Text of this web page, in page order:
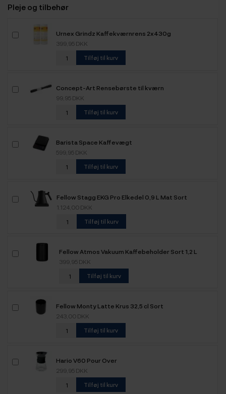
Pleje og tilbehør
Urnex Grindz Kaffekværnrens 2x430g
399,95 DKK
Tilføj til kurv
Concept-Art Rensebørste til kværn
99,95 DKK
Tilføj til kurv
Barista Space Kaffevægt
599,95 DKK
Tilføj til kurv
Fellow Stagg EKG Pro Elkedel 0,9 L Mat Sort
1.124,00 DKK
Tilføj til kurv
Fellow Atmos Vakuum Kaffebeholder Sort 1,2 L
399,95 DKK
Tilføj til kurv
Fellow Monty Latte Krus 32,5 cl Sort
243,00 DKK
Tilføj til kurv
Hario V60 Pour Over
299,95 DKK
Tilføj til kurv